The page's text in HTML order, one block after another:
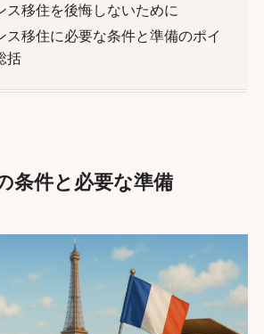
ス移住を後悔しないために
ス移住に必要な条件と準備のポイ
括
条件と必要な準備